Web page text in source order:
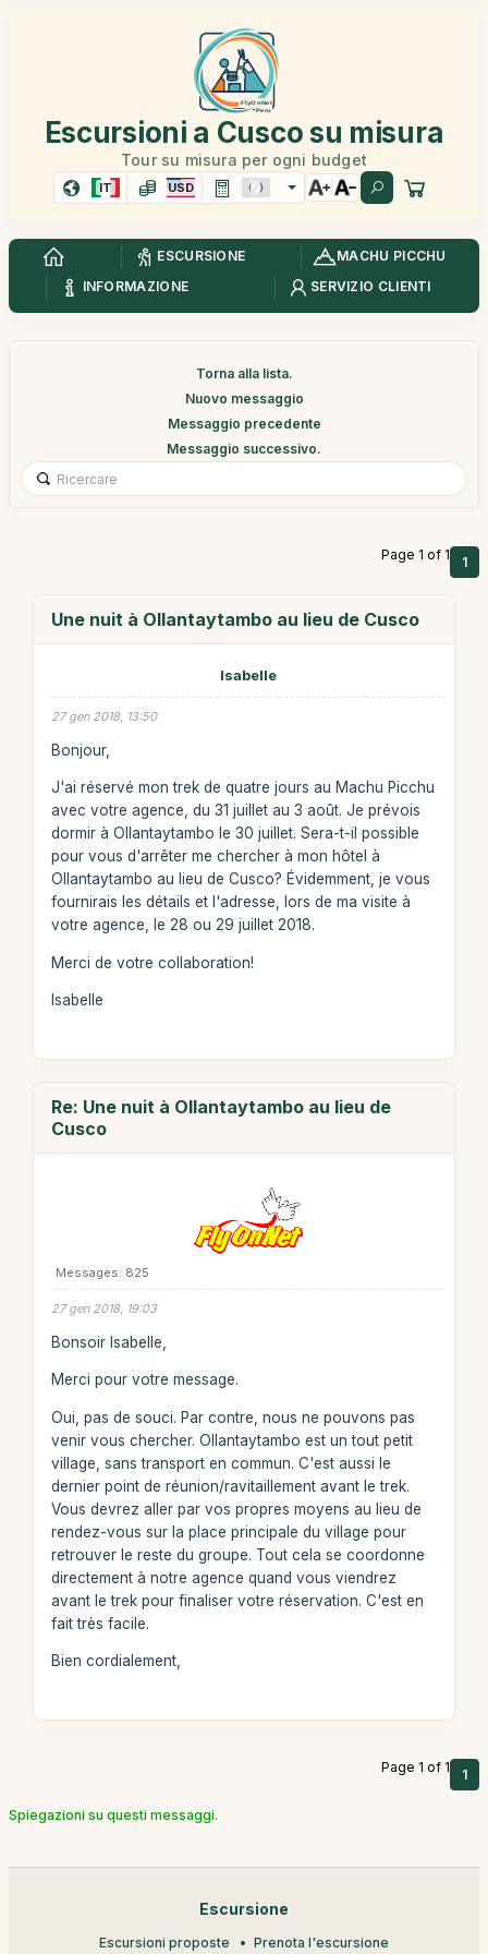
Escursioni a Cusco su misura
Tour su misura per ogni budget
IT USD
ESCURSIONE
MACHU PICCHU
INFORMAZIONE
SERVIZIO CLIENTI
Torna alla lista.
Nuovo messaggio
Messaggio precedente
Messaggio successivo.
Page 1 of 1 1
Une nuit à Ollantaytambo au lieu de Cusco
Isabelle
27 gen 2018, 13:50
Bonjour,
J'ai réservé mon trek de quatre jours au Machu Picchu
avec votre agence, du 31 juillet au 3 août. Je prévois
dormir à Ollantaytambo le 30 juillet. Sera-t-il possible
pour vous d'arrêter me chercher à mon hôtel à
Ollantaytambo au lieu de Cusco? Évidemment, je vous
fournirais les détails et l'adresse, lors de ma visite à
votre agence, le 28 ou 29 juillet 2018.
Merci de votre collaboration!
Isabelle
Re: Une nuit à Ollantaytambo au lieu de
Cusco
Messages: 825
27 gen 2018, 19:03
Bonsoir Isabelle,
Merci pour votre message.
Oui, pas de souci. Par contre, nous ne pouvons pas
venir vous chercher. Ollantaytambo est un tout petit
village, sans transport en commun. C'est aussi le
dernier point de réunion/ravitaillement avant le trek.
Vous devrez aller par vos propres moyens au lieu de
rendez-vous sur la place principale du village pour
retrouver le reste du groupe. Tout cela se coordonne
directement à notre agence quand vous viendrez
avant le trek pour finaliser votre réservation. C'est en
fait très facile.
Bien cordialement,
Page 1 of 1 1
Spiegazioni su questi messaggi.
Escursione
Escursioni proposte Prenota l'escursione